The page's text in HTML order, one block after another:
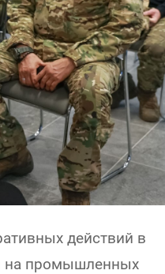
действий в
на промышленных